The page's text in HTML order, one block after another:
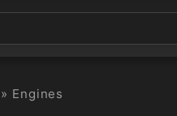
» Engines